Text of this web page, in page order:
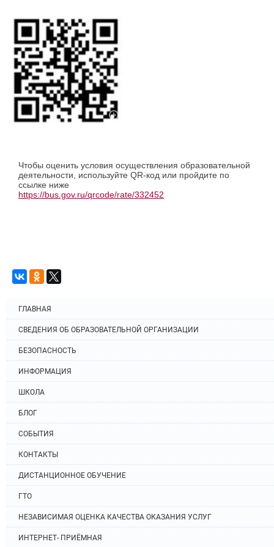
Чтобы оценить условия осуществления образовательной
деятельности, используйте QR-код или пройдите по
ссылке ниже
https://bus.gov.ru/qrcode/rate/332452
ГЛАВНАЯ
СВЕДЕНИЯ ОБ ОБРАЗОВАТЕЛЬНОЙ ОРГАНИЗАЦИИ
БЕЗОПАСНОСТЬ
ИНФОРМАЦИЯ
ШКОЛА
БЛОГ
СОБЫТИЯ
КОНТАКТЫ
ДИСТАНЦИОННОЕ ОБУЧЕНИЕ
ГТО
НЕЗАВИСИМАЯ ОЦЕНКА КАЧЕСТВА ОКАЗАНИЯ УСЛУГ
ИНТЕРНЕТ- ПРИЁМНАЯ